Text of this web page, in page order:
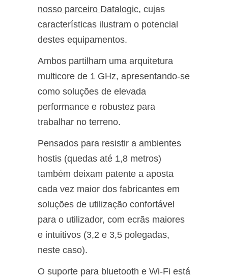
nosso parceiro Datalogic, cujas
características ilustram o potencial
destes equipamentos.
Ambos partilham uma arquitetura
multicore de 1 GHz, apresentando-se
como soluções de elevada
performance e robustez para
trabalhar no terreno.
Pensados para resistir a ambientes
hostis (quedas até 1,8 metros)
também deixam patente a aposta
cada vez maior dos fabricantes em
soluções de utilização confortável
para o utilizador, com ecrãs maiores
e intuitivos (3,2 e 3,5 polegadas,
neste caso).
O suporte para bluetooth e Wi-Fi está